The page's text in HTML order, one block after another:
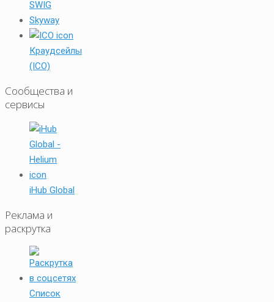
SWIG
Skyway
Краудсейлы
(ICO)
Сообщества и
сервисы
iHub Global
Реклама и
раскрутка
Список